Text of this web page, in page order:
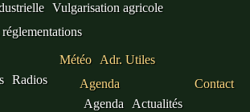
Vulgarisation agricole
Radios
Météo
Adr. Utiles
Agenda
Agenda
Actualités
Contact